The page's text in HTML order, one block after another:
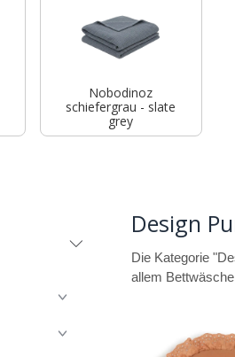
Nobodinoz
schiefergrau - slate
grey
Design
Die Kategorie
allem